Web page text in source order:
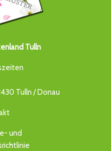
Tulln
Tulln / Donau
und